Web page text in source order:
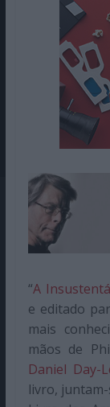
“A
e editado
mais
mãos de
Daniel Day-
livro, juntam-